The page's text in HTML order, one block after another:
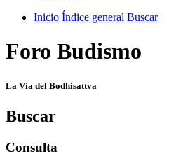
Inicio Índice general Buscar
Foro Budismo
La Vía del Bodhisattva
Buscar
Consulta